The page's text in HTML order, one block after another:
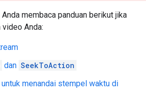
membaca panduan berikut jika
Anda:
dan SeekToAction
menandai stempel waktu di